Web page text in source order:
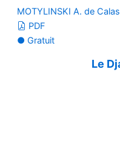
MOTYLINSKI A. de
PDF
● Gratuit
Le